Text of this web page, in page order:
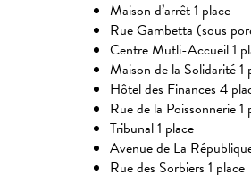
Maison d’arrêt 1 place
Rue Gambetta (sous
Centre Mutli-Accueil 1
Maison de la Solidarité 1
Hôtel des Finances 4
Rue de la Poissonnerie 1
Tribunal 1 place
Avenue de La
Rue des Sorbiers 1 place